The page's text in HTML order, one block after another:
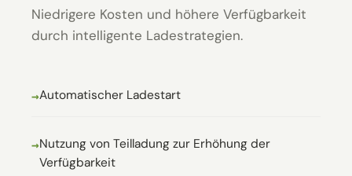
Niedrigere Kosten und höhere Verfügbarkeit
durch intelligente Ladestrategien.
Automatischer Ladestart
Nutzung von Teilladung zur Erhöhung der
Verfügbarkeit